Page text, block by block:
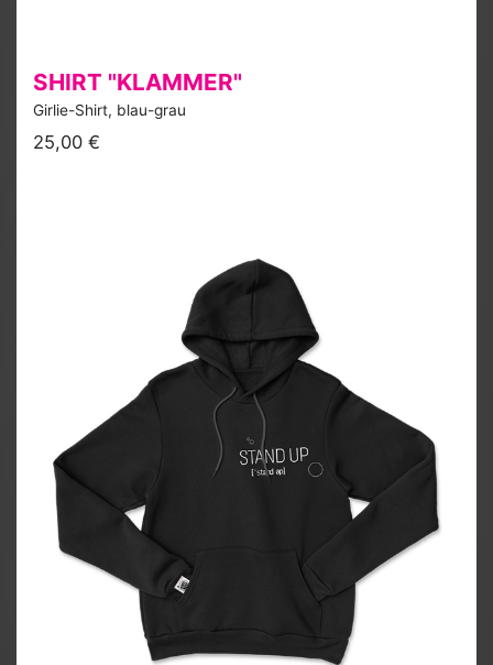
SHIRT "KLAMMER"
Girlie-Shirt, blau-grau
25,00 €